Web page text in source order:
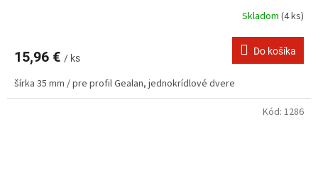
Skladom (4 ks)
15,96 € / ks
Do košíka
šírka 35 mm / pre profil Gealan, jednokrídlové dvere
Kód: 1286